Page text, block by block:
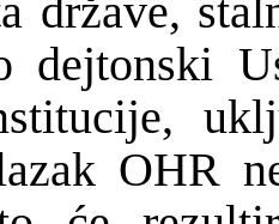
države,
dejtonski
OHR